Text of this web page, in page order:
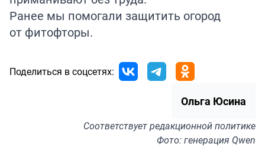
Ранее мы помогали защитить огород
от фитофторы.
Поделиться в соцсетях:
Ольга Юсина
Соответствуетредакционной политике
Фото: генерация Qwen